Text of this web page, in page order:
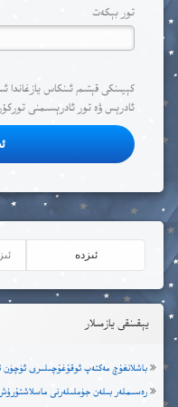
تور بېكەت
كېيىنكى قېتىم ئىنكاس
ئادرېس ۋە تور ئادرېسىمنى
يېقىنقى يازمىلار
باشلانغۇچ مەكتەپ ئوقۇغۇچىلىرى ئۈچۈن
رەسىملەر بىلەن جۈملىلەرنى